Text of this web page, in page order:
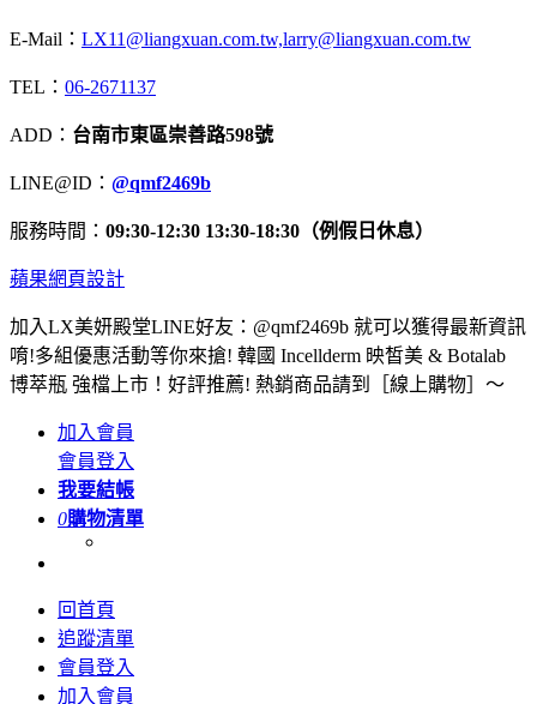
E-Mail： LX11@liangxuan.com.tw,larry@liangxuan.com.tw
TEL： 06-2671137
ADD： 台南市東區崇善路598號
LINE@ID： @qmf2469b
服務時間： 09:30-12:30 13:30-18:30（例假日休息）
蘋果網頁設計
加入LX美妍殿堂LINE好友：@qmf2469b 就可以獲得最新資訊
唷!多組優惠活動等你來搶! 韓國 Incellderm 映皙美 & Botalab
博萃瓶 強檔上市！好評推薦! 熱銷商品請到［線上購物］～
加入會員
會員登入
我要結帳
0購物清單
回首頁
追蹤清單
會員登入
加入會員